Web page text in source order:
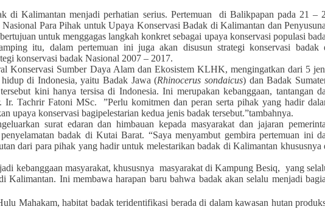
di Kalimantan menjadi perhatian serius. Pertemuan di Balikpapan pada 21 –
Nasional Para Pihak untuk Upaya Konservasi Badak di Kalimantan dan
untuk menggagas langkah konkret sebagai upaya konservasi populasi
itu, dalam pertemuan ini juga akan disusun strategi konservasi badak
konservasi badak Nasional 2007 – 2017.
Konservasi Sumber Daya Alam dan Ekosistem KLHK, mengingatkan dari 5
di Indonesia, yaitu Badak Jawa (Rhinocerus sondaicus) dan Badak
kini hanya tersisa di Indonesia. Ini merupakan kebanggaan, tantangan
Ir. Tachrir Fatoni MSc. ”Perlu komitmen dan peran serta pihak yang hadir
upaya konservasi bagipelestarian kedua jenis badak tersebut.”tambahnya.
surat edaran dan himbauan kepada masyarakat dan jajaran
badak di Kutai Barat. “Saya menyambut gembira pertemuan ini
dari para pihak yang hadir untuk melestarikan badak di Kalimantan khususnya
kebanggaan masyarakat, khususnya masyarakat di Kampung Besiq, yang
Kalimantan. Ini membawa harapan baru bahwa badak akan selalu menjadi
Mahakam, habitat badak teridentifikasi berada di dalam kawasan hutan